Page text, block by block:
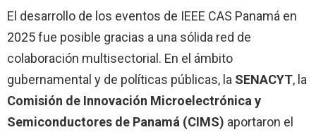
El desarrollo de los eventos de IEEE CAS Panamá en
2025 fue posible gracias a una sólida red de
colaboración multisectorial. En el ámbito
gubernamental y de políticas públicas, la SENACYT, la
Comisión de Innovación Microelectrónica y
Semiconductores de Panamá (CIMS) aportaron el